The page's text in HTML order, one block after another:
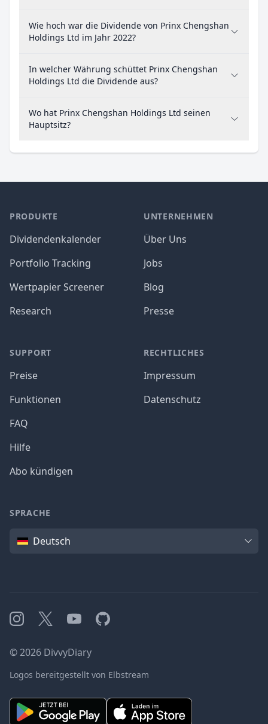
Wie hoch war die Dividende von Prinx Chengshan
Holdings Ltd im Jahr 2022?
In welcher Währung schüttet Prinx Chengshan
Holdings Ltd die Dividende aus?
Wo hat Prinx Chengshan Holdings Ltd seinen
Hauptsitz?
PRODUKTE
Dividendenkalender
Portfolio Tracking
Wertpapier Screener
Research
SUPPORT
Preise
Funktionen
FAQ
Hilfe
Abo kündigen
UNTERNEHMEN
Über Uns
Jobs
Blog
Presse
RECHTLICHES
Impressum
Datenschutz
SPRACHE
SpracheDeutsch
Instagram
X YouTubeGitHub
©2026 DivvyDiary
Logos bereitgestellt von Elbstream